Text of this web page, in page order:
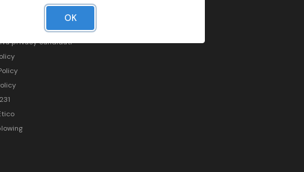
legali
generali di vendita
privacy candidati
OK